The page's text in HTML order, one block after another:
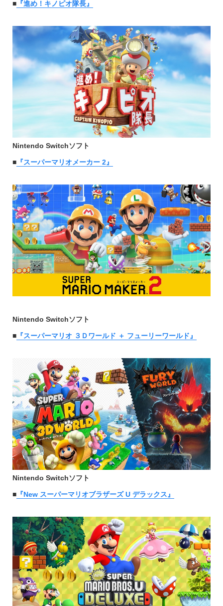
■『進め！キノピオ隊長』
Nintendo Switchソフト
■『スーパーマリオメーカー 2』
Nintendo Switchソフト
■『スーパーマリオ ３Ｄワールド ＋ フューリーワールド』
Nintendo Switchソフト
■『New スーパーマリオブラザーズ U デラックス』